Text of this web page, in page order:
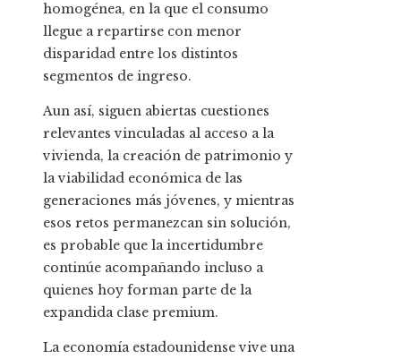
homogénea, en la que el consumo
llegue a repartirse con menor
disparidad entre los distintos
segmentos de ingreso.
Aun así, siguen abiertas cuestiones
relevantes vinculadas al acceso a la
vivienda, la creación de patrimonio y
la viabilidad económica de las
generaciones más jóvenes, y mientras
esos retos permanezcan sin solución,
es probable que la incertidumbre
continúe acompañando incluso a
quienes hoy forman parte de la
expandida clase premium.
La economía estadounidense vive una